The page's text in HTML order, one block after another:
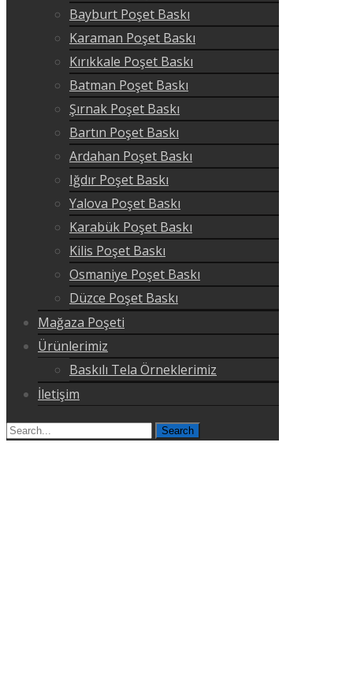
Bayburt Poşet Baskı
Karaman Poşet Baskı
Kırıkkale Poşet Baskı
Batman Poşet Baskı
Şırnak Poşet Baskı
Bartın Poşet Baskı
Ardahan Poşet Baskı
Iğdır Poşet Baskı
Yalova Poşet Baskı
Karabük Poşet Baskı
Kilis Poşet Baskı
Osmaniye Poşet Baskı
Düzce Poşet Baskı
Mağaza Poşeti
Ürünlerimiz
Baskılı Tela Örneklerimiz
İletişim
Search